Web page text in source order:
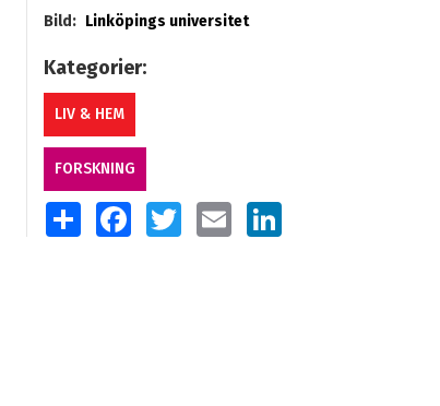
Bild: Linköpings universitet
Kategorier:
LIV & HEM
FORSKNING
SHARE FACEBOOKTWITTEREMAIL LINKEDIN